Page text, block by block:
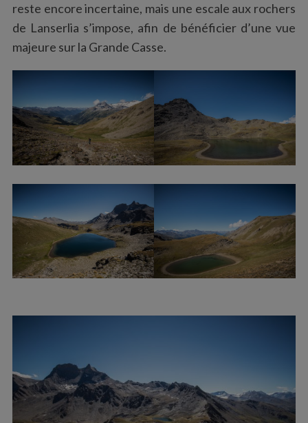
reste encore incertaine, mais une escale aux rochers
de Lanserlia s’impose, afin de bénéficier d’une vue
majeure sur la Grande Casse.